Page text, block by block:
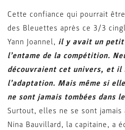
Cette confiance qui pourrait
des Bleuettes après ce 3/3
Yann Joannel, il y avait un petit
l’entame de la compétition.
découvraient cet univers, et
l’adaptation. Mais même si
ne sont jamais tombées dans
Surtout, elles ne se sont jamais
Nina Bauvillard, la capitaine, a